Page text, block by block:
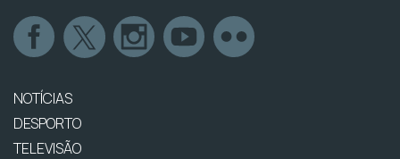
NOTÍCIAS
DESPORTO
TELEVISÃO